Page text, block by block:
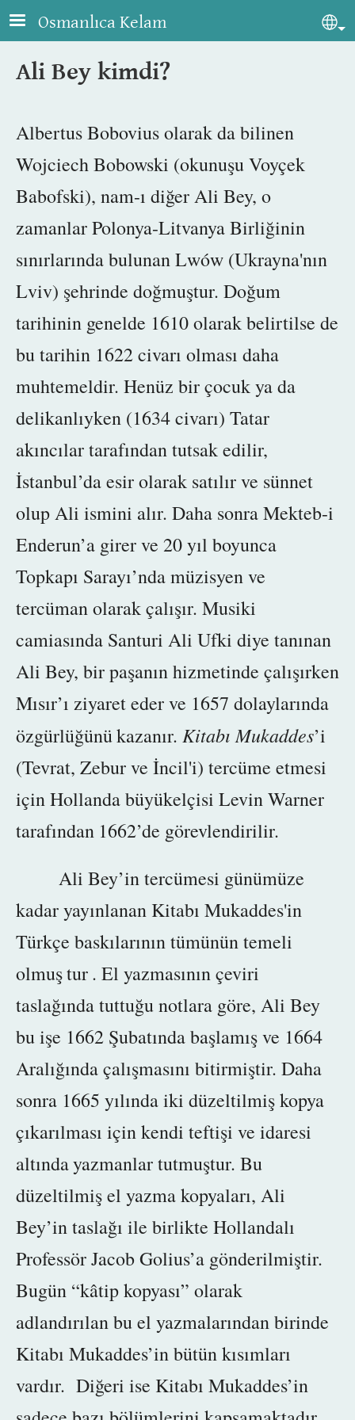
Skip to main content
Osmanlıca Kelam
Ali Bey kimdi?
Albertus Bobovius olarak da bilinen
Wojciech Bobowski (okunuşu Voyçek
Babofski), nam-ı diğer Ali Bey, o
zamanlar Polonya-Litvanya Birliğinin
sınırlarında bulunan Lwów (Ukrayna'nın
Lviv) şehrinde doğmuştur. Doğum
tarihinin genelde 1610 olarak belirtilse de
bu tarihin 1622 civarı olması daha
muhtemeldir. Henüz bir çocuk ya da
delikanlıyken (1634 civarı) Tatar
akıncılar tarafından tutsak edilir,
İstanbul’da esir olarak satılır ve sünnet
olupAli ismini alır. Daha sonraMekteb-i
Enderun’a girer ve 20 yıl boyunca
Topkapı Sarayı’nda müzisyen ve
tercüman olarak çalışır. Musiki
camiasında Santuri Ali Ufki diye tanınan
Ali Bey, bir paşanın hizmetinde çalışırken
Mısır’ı ziyaret eder ve 1657 dolaylarında
özgürlüğünükazanır. Kitabı Mukaddes’i
(Tevrat, Zebur ve İncil'i) tercüme etmesi
içinHollanda büyükelçisi Levin Warner
tarafından 1662’de görevlendirilir.
Ali Bey’in tercümesi günümüze
kadar yayınlanan Kitabı Mukaddes'in
Türkçe baskılarının tümünün temeli
olmuştur. El yazmasının çeviri
taslağında tuttuğu notlara göre, Ali Bey
bu işe 1662 Şubatında başlamış ve 1664
Aralığında çalışmasını bitirmiştir. Daha
sonra 1665 yılındaiki düzeltilmiş kopya
çıkarılması içinkendi teftişi ve idaresi
altındayazmanlar tutmuştur. Bu
düzeltilmiş el yazma kopyaları, Ali
Bey’in taslağı ile birlikte Hollandalı
Professör Jacob Golius’a gönderilmiştir.
Bugün “kâtip kopyası” olarak
adlandırılan bu el yazmalarından birinde
Kitabı Mukaddes’in bütün kısımları
vardır. Diğeri ise Kitabı Mukaddes’in